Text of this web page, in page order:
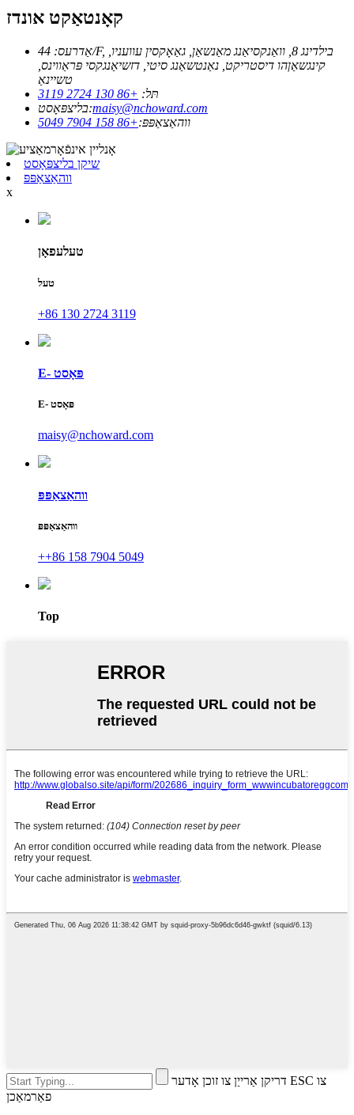
קאָנטאַקט אונדז
אַדרעס: 44/F, בילדינג 8, וואַנקסיאַנג מאַנשאַן, גאַאָקסין עוועניו,
קינגשאַןהו דיסטריקט, נאַנטשאַנג סיטי, דזשיאַנגקסי פּראַווינס,
טשיינאַ
תּל: +86 130 2724 3119
בליצפּאָסט:maisy@nchoward.com
ווהאַצאַפּפּ:+86 158 7904 5049
שיקן בליצפּאָסט
ווהאַצאַפּפּ
x
טעלעפאָן
טעל
+86 130 2724 3119
E- פּאָסט
E- פּאָסט
maisy@nchoward.com
ווהאַצאַפּפּ
ווהאַצאַפּפּ
++86 158 7904 5049
Top
דריקן אַרייַן צו זוכן אָדער ESC צו
פאַרמאַכן